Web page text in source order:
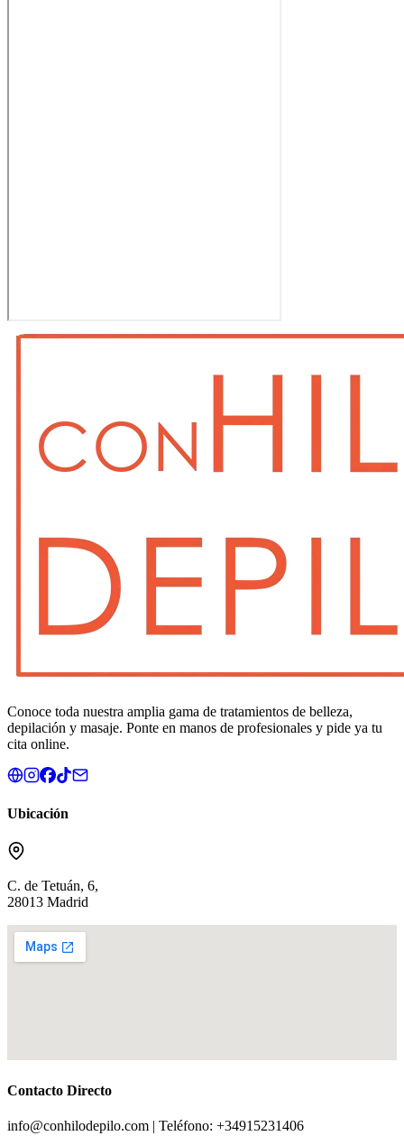
Conoce toda nuestra amplia gama de tratamientos de belleza,
depilación y masaje. Ponte en manos de profesionales y pide ya tu
cita online.
Ubicación
C. de Tetuán, 6,
28013 Madrid
Contacto Directo
info@conhilodepilo.com | Teléfono: +34915231406